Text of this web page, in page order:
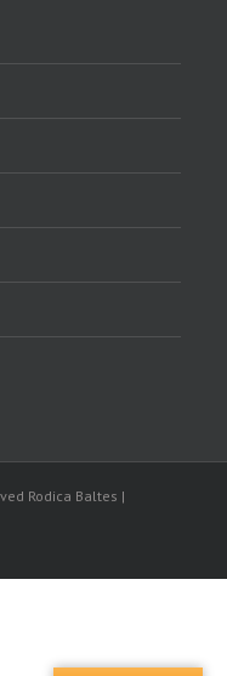
Rodica Baltes |